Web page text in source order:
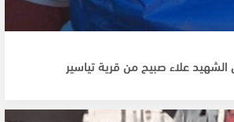
الشهيد علاء صبيح من قرية تياسير